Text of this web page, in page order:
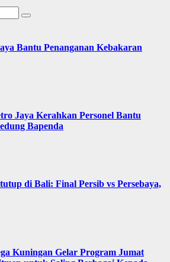
Bantu Penanganan Kebakaran
Jaya Kerahkan Personel Bantu
Bapenda
di Bali: Final Persib vs Persebaya,
Kuningan Gelar Program Jumat